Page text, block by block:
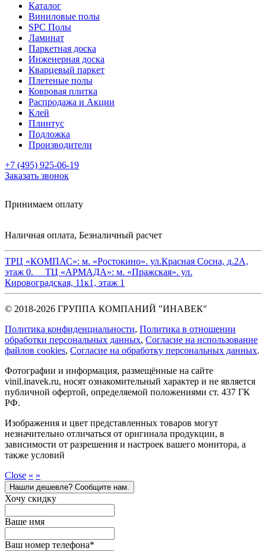
Каталог
Виниловые полы
SPC Полы
Ламинат
Паркетная доска
Инженерная доска
Кварцевый паркет
Плетеные полы
Ковровая плитка
Распродажа и Акции
Клей
Плинтус
Подложка
Производители
+7 (495) 925-06-19
Заказать звонок
Принимаем оплату
Наличная оплата, Безналичный расчет
ТРЦ «КОМПАС»: м. «Ростокино». ул.Красная Сосна, д.2А,
этаж 0. ТЦ «АРМАДА»: м. «Пражская». ул.
Кировоградская, 11к1, этаж 1
© 2018-2026 ГРУППА КОМПАНИЙ "ИНАВЕК"
Политика конфиденциальности, Политика в отношении
обработки персональных данных, Cогласие на использование
файлов cookies, Согласие на обработку персональных данных.
Фотографии и информация, размещённые на сайте
vinil.inavek.ru, носят ознакомительный характер и не является
публичной офертой, определяемой положениями ст. 437 ГК
РФ.
Изображения и цвет представленных товаров могут
незначительно отличаться от оригинала продукции, в
зависимости от разрешения и настроек вашего монитора, а
также условий
Close « »
Нашли дешевле? Сообщите нам.
Хочу скидку
Ваше имя
Ваш номер телефона*